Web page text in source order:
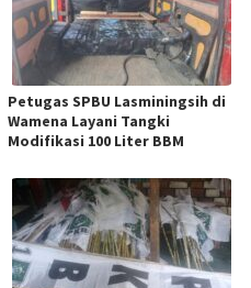
Petugas SPBU Lasminingsih di
Wamena Layani Tangki
Modifikasi 100 Liter BBM